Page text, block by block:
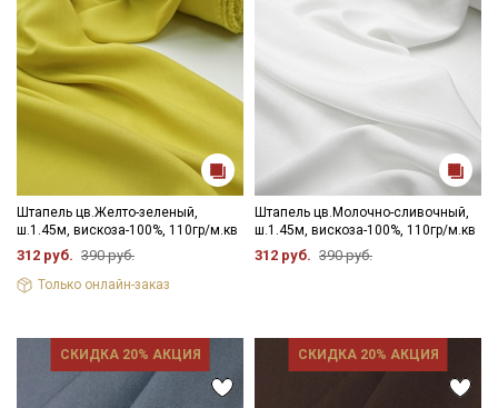
Штапель цв.Желто-зеленый,
ш.1.45м, вискоза-100%, 110гр/м.кв
312 руб. 390 руб.
Только онлайн-заказ
Штапель цв.Молочно-сливочный,
ш.1.45м, вискоза-100%, 110гр/м.кв
312 руб. 390 руб.
СКИДКА 20% АКЦИЯ СКИДКА 20% АКЦИЯ